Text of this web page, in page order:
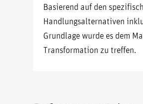
Basierend auf den
Handlungsalternativen
Grundlage wurde es dem
Transformation zu treffen.